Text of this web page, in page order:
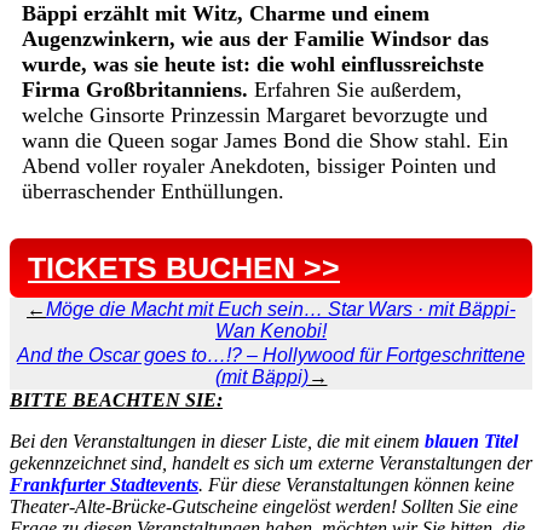
Bäppi erzählt mit Witz, Charme und einem
Augenzwinkern, wie aus der Familie Windsor das
wurde, was sie heute ist: die wohl einflussreichste
Firma Großbritanniens. Erfahren Sie außerdem,
welche Ginsorte Prinzessin Margaret bevorzugte und
wann die Queen sogar James Bond die Show stahl. Ein
Abend voller royaler Anekdoten, bissiger Pointen und
überraschender Enthüllungen.
TICKETS BUCHEN >>
←Möge die Macht mit Euch sein… Star Wars · mit Bäppi-
Wan Kenobi!
And the Oscar goes to…!? – Hollywood für Fortgeschrittene
(mit Bäppi)→
BITTE BEACHTEN SIE:
Bei den Veranstaltungen in dieser Liste, die mit einem blauen Titel
gekennzeichnet sind, handelt es sich um externe Veranstaltungen der
Frankfurter Stadtevents. Für diese Veranstaltungen können keine
Theater-Alte-Brücke-Gutscheine eingelöst werden! Sollten Sie eine